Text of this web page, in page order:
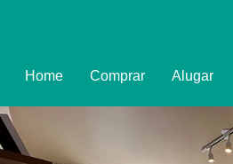
Home Comprar Alugar
Imóveis
Promoções